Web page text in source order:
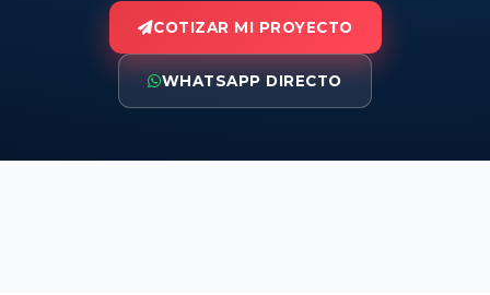
COTIZAR MI PROYECTO
WHATSAPP DIRECTO